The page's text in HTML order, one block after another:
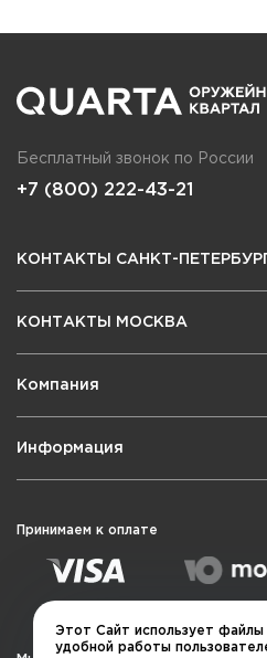
Бесплатный звонок по России
+7 (800) 222-43-21
КОНТАКТЫ САНКТ-ПЕТЕРБУРГ
КОНТАКТЫ МОСКВА
Компания
Информация
Принимаем к оплате
Этот Сайт использует
удобной работы